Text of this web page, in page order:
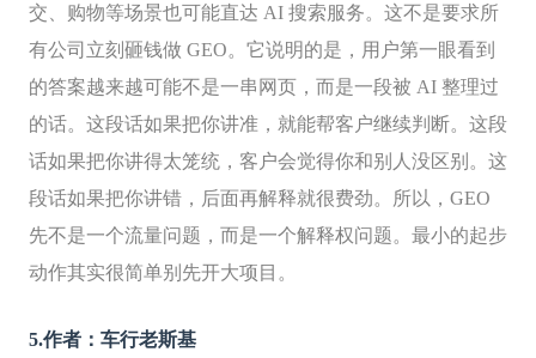
交、购物等场景也可能直达 AI 搜索服务。这不是要求所
有公司立刻砸钱做 GEO。它说明的是，用户第一眼看到
的答案越来越可能不是一串网页，而是一段被 AI 整理过
的话。这段话如果把你讲准，就能帮客户继续判断。这段
话如果把你讲得太笼统，客户会觉得你和别人没区别。这
段话如果把你讲错，后面再解释就很费劲。所以，GEO
先不是一个流量问题，而是一个解释权问题。最小的起步
动作其实很简单别先开大项目。
5.作者：车行老斯基